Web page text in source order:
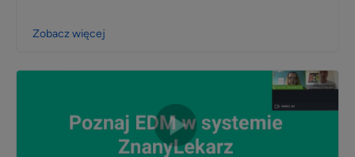
Zobacz więcej